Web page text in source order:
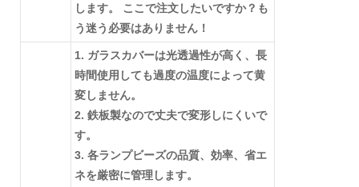
します。 ここで注文したいですか？も
う迷う必要はありません！
1. ガラスカバーは光透過性が高く、長
時間使用しても過度の温度によって黄
変しません。
2. 鉄板製なので丈夫で変形しにくいで
す。
3. 各ランプビーズの品質、効率、省エ
ネを厳密に管理します。